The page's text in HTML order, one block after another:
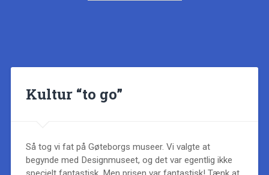
Kultur “to go”
Så tog vi fat på Gøteborgs museer. Vi valgte at
begynde med Designmuseet, og det var egentlig ikke